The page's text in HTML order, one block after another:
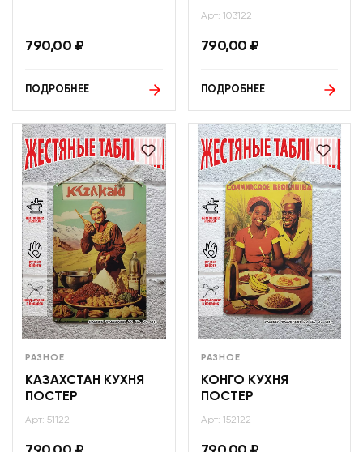
790,00 ₽
ПОДРОБНЕЕ
Арт: 103122
790,00 ₽
ПОДРОБНЕЕ
РАЗНОЕ
КАЗАХСТАН КУХНЯ
ПОСТЕР
Арт: 51122
РАЗНОЕ
КОНГО КУХНЯ
ПОСТЕР
Арт: 152122